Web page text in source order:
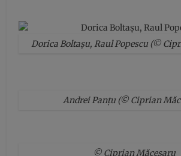
Dorica Boltașu, Raul Popescu (©
Andrei Panțu (© Ciprian
© Ciprian Măceșaru